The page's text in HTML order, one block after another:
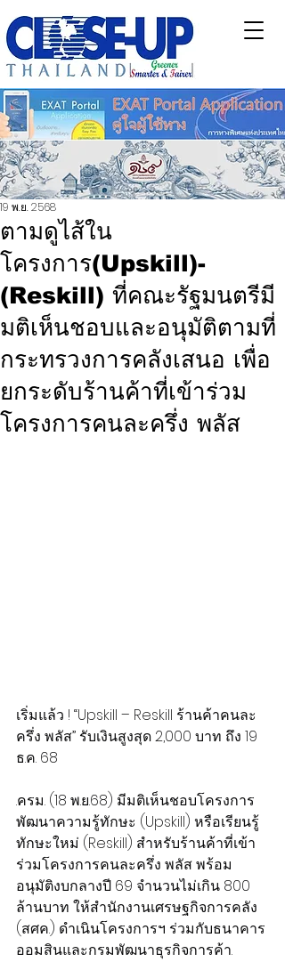
ตามดูไส้ใน
โครงการ(Upskill)-
(Reskill) ที่คณะรัฐมนตรีมี
มติเห็นชอบและอนุมัติตามที่
กระทรวงการคลังเสนอ เพื่อ
ยกระดับร้านค้าที่เข้าร่วม
โครงการคนละครึ่ง พลัส
19 พ.ย. 2568
เริ่มแล้ว ! “Upskill – Reskill ร้านค้าคนละ
ครึ่ง พลัส” รับเงินสูงสุด 2,000 บาท ถึง 19
ธ.ค. 68
.ครม. (18 พ.ย.68) มีมติเห็นชอบโครงการ
พัฒนาความรู้ทักษะ (Upskill) หรือเรียนรู้
ทักษะใหม่ (Reskill) สำหรับร้านค้าที่เข้า
ร่วมโครงการคนละครึ่ง พลัส พร้อม
อนุมัติงบกลางปี 69 จำนวนไม่เกิน 800
ล้านบาท ให้สำนักงานเศรษฐกิจการคลัง
(สศค.) ดำเนินโครงการฯ ร่วมกับธนาคาร
ออมสินและกรมพัฒนาธุรกิจการค้า.